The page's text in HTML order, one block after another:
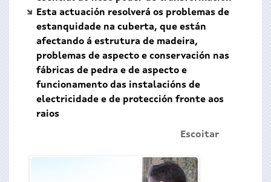
Esta actuación resolverá os problemas de
estanquidade na cuberta, que están
afectando á estrutura de madeira,
problemas de aspecto e conservación nas
fábricas de pedra e de aspecto e
funcionamento das instalacións de
electricidade e de protección fronte aos
raios
Escoitar